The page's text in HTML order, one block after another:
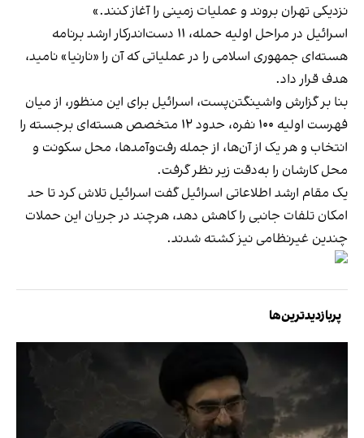
نزدیکی تهران بروند و عملیات زمینی را آغاز کنند.»
اسرائیل در مراحل اولیه حمله، ۱۱ دست‌اندرکار ارشد برنامه
هسته‌ای جمهوری اسلامی را در عملیاتی که آن را «نارنیا» نامید،
هدف قرار داد.
بنا بر گزارش واشینگتن‌پست، اسرائیل برای این منظور، از میان
فهرست اولیه ۱۰۰ نفره، حدود ۱۲ متخصص هسته‌ای برجسته را
انتخاب و هر یک از آن‌ها، از جمله رفت‌وآمدها، محل سکونت و
محل کارشان را به‌دقت زیر نظر گرفت.
یک مقام ارشد اطلاعاتی اسرائیل گفت اسرائیل تلاش کرد تا حد
امکان تلفات جانبی را کاهش دهد، هرچند در جریان این حملات
چندین غیرنظامی نیز کشته شدند.
پربازدیدترین‌ها